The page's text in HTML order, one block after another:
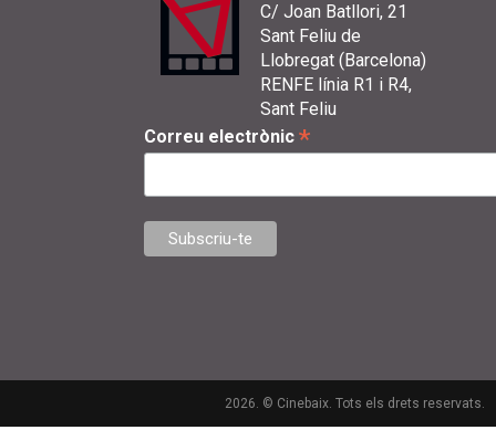
C/ Joan Batllori, 21
Sant Feliu de
Llobregat (Barcelona)
RENFE línia R1 i R4,
Sant Feliu
Correu electrònic *
2026. © Cinebaix. Tots els drets reservats.